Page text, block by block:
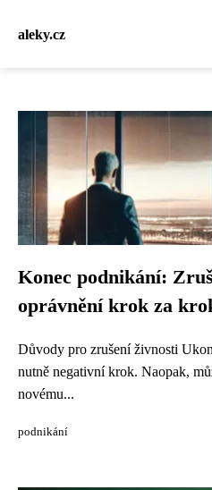
aleky.cz
Konec podnikání:
oprávnění krok za
Důvody pro zrušení živnosti
nutně negativní krok. Naopak,
novému...
podnikání